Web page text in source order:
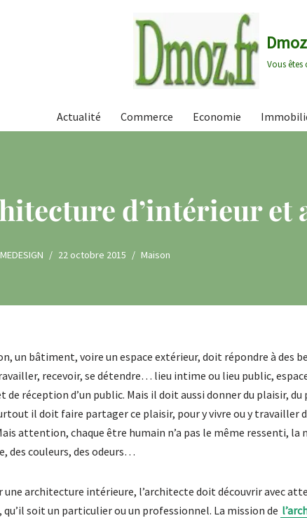
Vous êtes
Actualité Commerce Economie
d’intérieur et
22 octobre 2015 Maison
un bâtiment, voire un espace extérieur, doit répondre à des
recevoir, se détendre… lieu intime ou lieu public,
de réception d’un public. Mais il doit aussi donner du plaisir, du
il doit faire partager ce plaisir, pour y vivre ou y travailler
attention, chaque être humain n’a pas le même ressenti, la
des couleurs, des odeurs…
une architecture intérieure, l’architecte doit découvrir avec
qu’il soit un particulier ou un professionnel. La mission de